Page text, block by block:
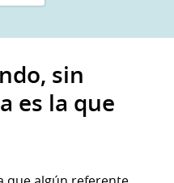
sin
es la que